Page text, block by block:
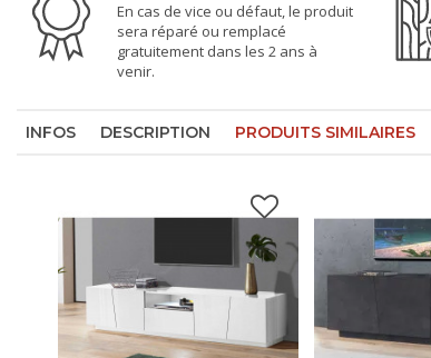
En cas de vice ou défaut, le produit
sera réparé ou remplacé
gratuitement dans les 2 ans à
venir.
INFOS DESCRIPTION PRODUITS SIMILAIRES